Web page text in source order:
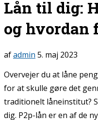
Lån til dig:
og hvordan
afadmin 5. maj 2023
Overvejer du at låne
for at skulle gøre det
traditionelt låneinstitut?
dig. P2p-lån er en af de